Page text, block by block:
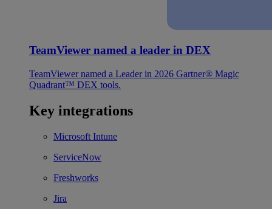
TeamViewer named a leader in DEX
TeamViewer named a Leader in 2026 Gartner® Magic
Quadrant™ DEX tools.
Key integrations
Microsoft Intune
ServiceNow
Freshworks
Jira